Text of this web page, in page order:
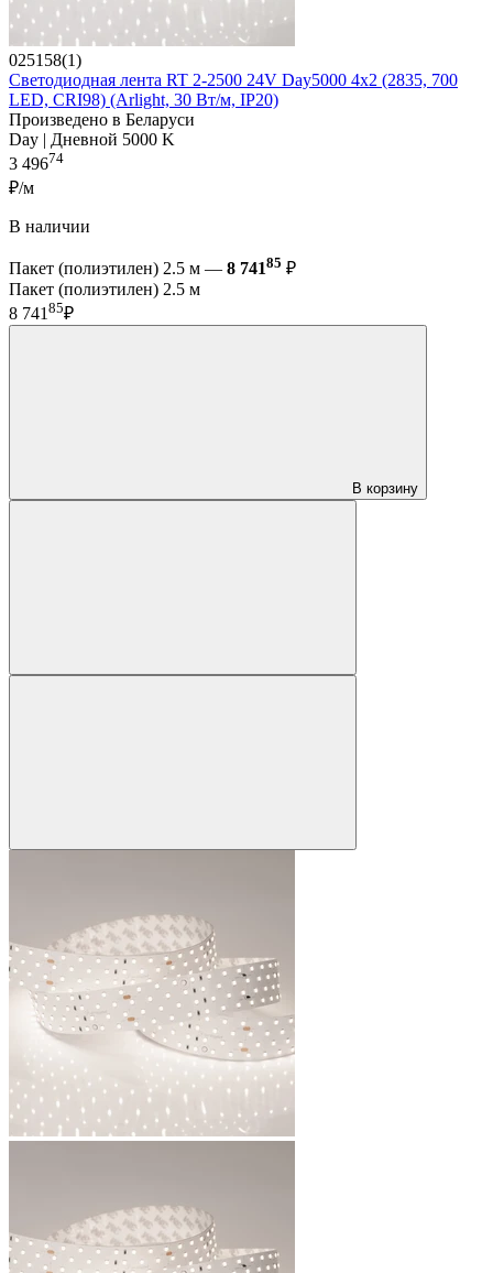
025158(1)
Светодиодная лента RT 2-2500 24V Day5000 4x2 (2835, 700
LED, CRI98) (Arlight, 30 Вт/м, IP20)
Произведено в Беларуси
Day | Дневной 5000 K
3 49674
₽/м
В наличии
Пакет (полиэтилен) 2.5 м — 8 74185 ₽
Пакет (полиэтилен) 2.5 м
8 74185₽
В корзину